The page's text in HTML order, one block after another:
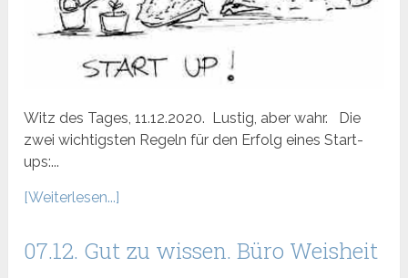
Witz des Tages, 11.12.2020. Lustig, aber wahr. Die
zwei wichtigsten Regeln für den Erfolg eines Start-
ups:...
[Weiterlesen...]
07.12. Gut zu wissen. Büro Weisheit